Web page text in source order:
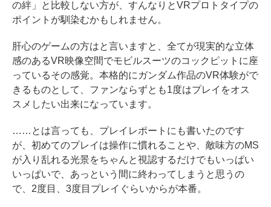
の絆」と比較しない方が、すんなりとVRプロトタイプの
ポイントが馴染むかもしれません。
肝心のゲームの方はと言いますと、全てが現実的な立体
感のあるVR映像空間でモビルスーツのコックピットに座
っているその感覚。本格的にガンダム作品のVR体験がで
きるものとして、ファンならずとも1度はプレイをオス
スメしたい出来になっています。
……とは言っても、プレイレポートにも書いたのです
が、初めてのプレイは操作に慣れることや、敵味方のMS
が入り乱れる光景をちゃんと視認するだけでもいっぱい
いっぱいで、あっという間に終わってしまうと思うの
で、2度目、3度目プレイぐらいからが本番。